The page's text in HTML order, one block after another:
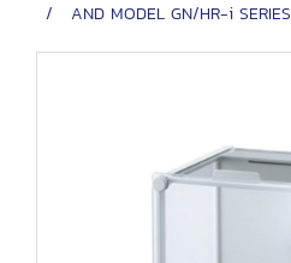
AND MODEL GN/HR-i SERIES